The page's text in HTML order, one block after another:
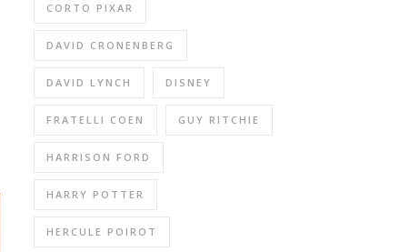
CORTO PIXAR
DAVID CRONENBERG
DAVID LYNCH DISNEY
FRATELLI COEN GUY RITCHIE
HARRISON FORD
HARRY POTTER
HERCULE POIROT